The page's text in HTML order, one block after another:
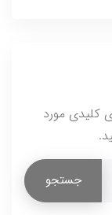
کلیدی مورد
جستجو